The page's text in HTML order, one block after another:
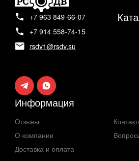
+7 963 849-66-07
+7 914 558-74-15
rsdv1@rsdv.su
Информация
Отзывы
О компании
Доставка и оплата